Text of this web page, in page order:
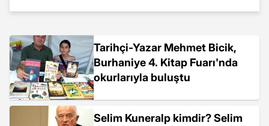
Tarihçi-Yazar Mehmet Bicik,
Burhaniye 4. Kitap Fuarı'nda
okurlarıyla buluştu
Selim Kuneralp kimdir? Selim